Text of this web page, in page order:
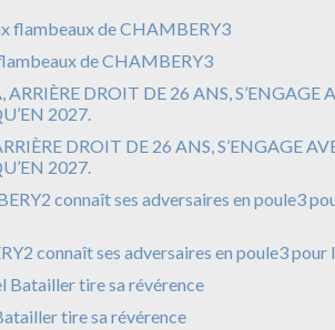
de CHAMBERY3
DROIT DE 26 ANS, S’ENGAGE
2027.
connaît ses adversaires en poule3 pour
tire sa révérence